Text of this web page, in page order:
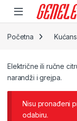
Skip to navigation
Skip to content
Početna
Električne ili ručne
narandži i grejpa.
Nisu pronađeni
odabiru.